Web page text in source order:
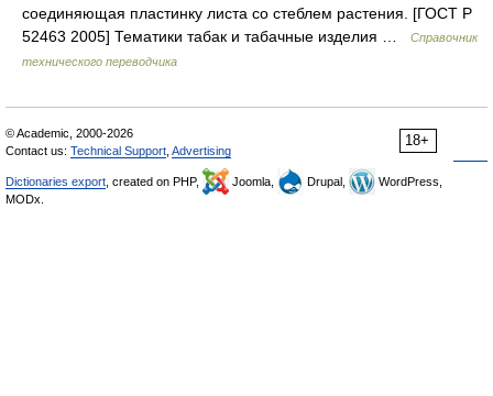
соединяющая пластинку листа со стеблем растения. [ГОСТ Р
52463 2005] Тематики табак и табачные изделия …
Справочник
технического переводчика
18+
© Academic, 2000-2026
Contact us: Technical Support Advertising
Dictionaries export , created on PHP, Joomla, Drupal,
WordPress,
MODx.